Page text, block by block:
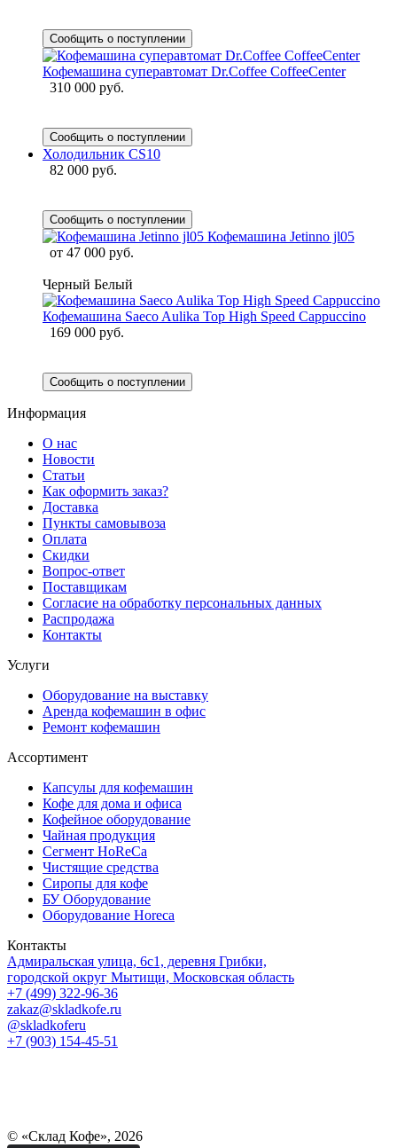
Сообщить о поступлении
Кофемашина суперавтомат Dr.Coffee CoffeeCenter
310 000 руб.
Сообщить о поступлении
Холодильник CS10
82 000 руб.
Сообщить о поступлении
Кофемашина Jetinno jl05
от 47 000 руб.
Черный Белый
Кофемашина Saeco Aulika Top High Speed Cappuccino
169 000 руб.
Сообщить о поступлении
Информация
О нас
Новости
Статьи
Как оформить заказ?
Доставка
Пункты самовывоза
Оплата
Скидки
Вопрос-ответ
Поставщикам
Согласие на обработку персональных данных
Распродажа
Контакты
Услуги
Оборудование на выставку
Аренда кофемашин в офис
Ремонт кофемашин
Ассортимент
Капсулы для кофемашин
Кофе для дома и офиса
Кофейное оборудование
Чайная продукция
Сегмент HoReCa
Чистящие средства
Сиропы для кофе
БУ Оборудование
Оборудование Horeca
Контакты
Адмиральская улица, 6с1, деревня Грибки,
городской округ Мытищи, Московская область
+7 (499) 322-96-36
zakaz@skladkofe.ru
@skladkoferu
+7 (903) 154-45-51
© «Склад Кофе», 2026